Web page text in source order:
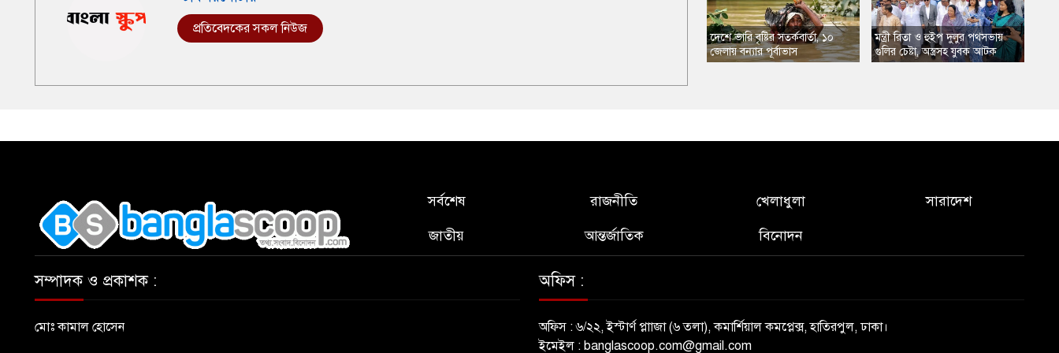
প্রতিবেদকের সকল নিউজ
​দেশে ভারি বৃষ্টির সতর্কবার্তা, ১০
জেলায় বন্যার পূর্বাভাস
​মন্ত্রী রিতা ও হুইপ দুলুর পথসভায়
গুলির চেষ্টা, অস্ত্রসহ যুবক আটক
সর্বশেষ
জাতীয়
রাজনীতি
আন্তর্জাতিক
খেলাধুলা
বিনোদন
সারাদেশ
সম্পাদক ও প্রকাশক :
মোঃ কামাল হোসেন
অফিস :
অফিস : ৬/২২, ইস্টার্ণ প্লাাজা (৬ তলা), কমার্শিয়াল কমপ্লেক্স, হাতিরপুল, ঢাকা।
ইমেইল : banglascoop.com@gmail.com